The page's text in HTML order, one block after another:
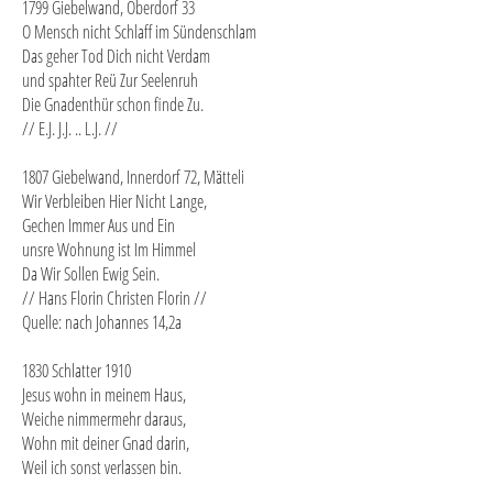
1799 Giebelwand, Oberdorf 33
O Mensch nicht Schlaff im Sündenschlam
Das geher Tod Dich nicht Verdam
und spahter Reü Zur Seelenruh
Die Gnadenthür schon finde Zu.
// E.J. J.J. .. L.J. //
1807 Giebelwand, Innerdorf 72, Mätteli
Wir Verbleiben Hier Nicht Lange,
Gechen Immer Aus und Ein
unsre Wohnung ist Im Himmel
Da Wir Sollen Ewig Sein.
// Hans Florin Christen Florin //
Quelle: nach Johannes 14,2a
1830 Schlatter 1910
Jesus wohn in meinem Haus,
Weiche nimmermehr daraus,
Wohn mit deiner Gnad darin,
Weil ich sonst verlassen bin.